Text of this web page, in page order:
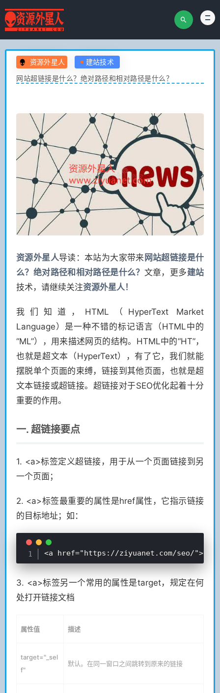
资源外星人
建站技术
网站超链接是什么？绝对路径和相对路径是什么？
资源外星人导读：本站为大家带来 网站超链接是什
么？绝对路径和相对路径是什么？ 文章，更多建站
技术，请继续关注资源外星人！
我们知道，HTML（HyperText Market
Language）是一种不错的标记语言（HTML中的
“ML”），用来描述网页的结构。HTML中的“HT”，
也就是超文本（HyperText），有了它，我们就能
摆脱单个页面的束缚，链接到其他页面，也就是超
文本链接或超链接。超链接对于SEO优化起着十分
重要的作用。
一. 超链接要点
1. <a>标签定义超链接，用于从一个页面链接到另
一个页面；
2. <a>标签最重要的属性是href属性，它指示链接
的目标地址；如：
3. <a>标签另一个常用的属性是target，规定在何
处打开链接文档
属性值 描述
target="_sel
f"
默认。在同一窗口之间跳转到原来的链接